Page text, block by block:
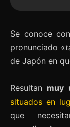
Se conoce
pronunciado «
de Japón en
Resultan muy
situados en
que